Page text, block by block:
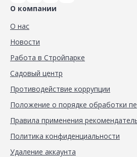
О компании
О нас
Новости
Работа в Стройпарке
Садовый центр
Противодействие коррупции
Положение о порядке обработки
Правила применения
Политика конфиденциальности
Удаление аккаунта